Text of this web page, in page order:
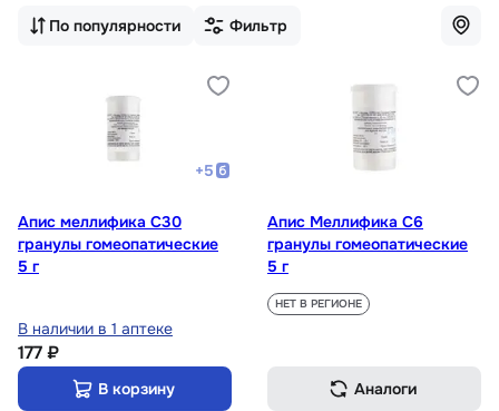
По популярности Фильтр
+5
Апис меллифика С30
гранулы гомеопатические
5 г
В наличии в 1 аптеке
177 ₽
В корзину
Апис Меллифика С6
гранулы гомеопатические
5 г
НЕТ В РЕГИОНЕ
Аналоги